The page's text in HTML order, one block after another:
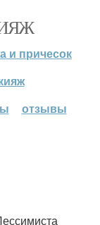
и причесок
отзывы